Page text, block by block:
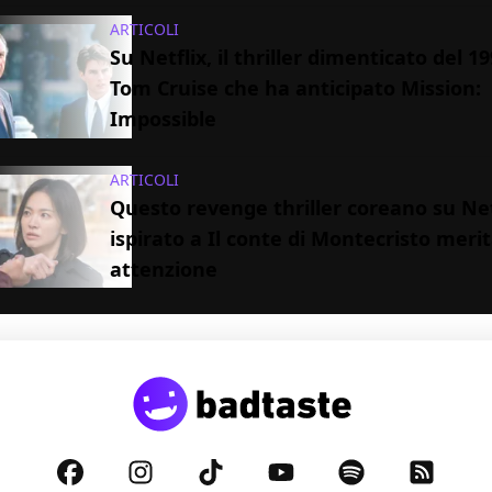
ARTICOLI
Su Netflix, il thriller dimenticato del
Tom Cruise che ha anticipato Mission:
Impossible
ARTICOLI
Questo revenge thriller coreano su
ispirato a Il conte di Montecristo
attenzione